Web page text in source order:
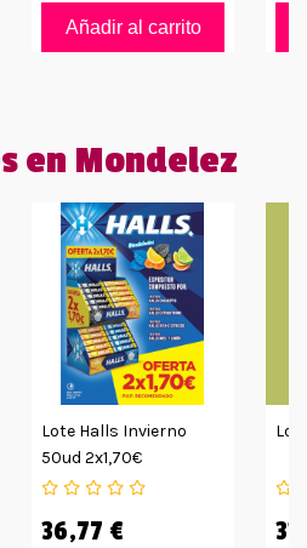
Añadir al carrito
en Mondelez
Lote Halls Invierno
50ud 2x1,70€
36,77 €